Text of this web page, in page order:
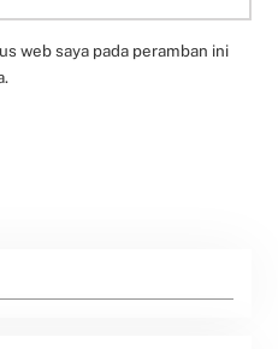
web saya pada peramban ini